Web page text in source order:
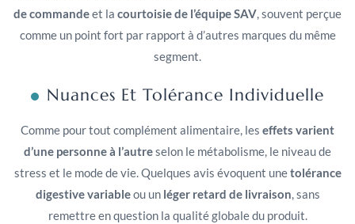
de commandeet la courtoisie de l’équipe SAV, souvent perçue
comme un point fort par rapport à d’autres marques du même
segment.
Nuances Et Tolérance Individuelle
Comme pour tout complément alimentaire, les effets varient
d’une personne à l’autreselon le métabolisme, le niveau de
stress et le mode de vie. Quelques avis évoquent unetolérance
digestive variableou un léger retard de livraison, sans
remettre en question la qualité globale du produit.